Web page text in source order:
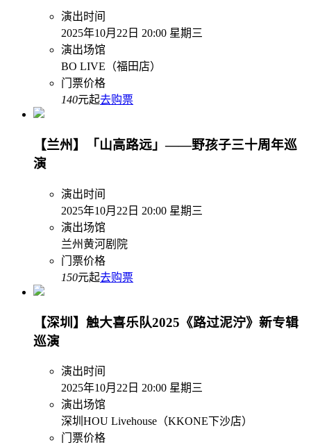
演出时间
2025年10月22日 20:00 星期三
演出场馆
BO LIVE（福田店）
门票价格
140元起去购票
【兰州】「山高路远」——野孩子三十周年巡
演
演出时间
2025年10月22日 20:00 星期三
演出场馆
兰州黄河剧院
门票价格
150元起去购票
【深圳】触大喜乐队2025《路过泥泞》新专辑
巡演
演出时间
2025年10月22日 20:00 星期三
演出场馆
深圳HOU Livehouse（KKONE下沙店）
门票价格